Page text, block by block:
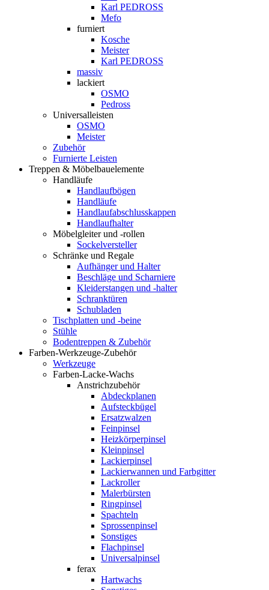
Karl PEDROSS
Mefo
furniert
Kosche
Meister
Karl PEDROSS
massiv
lackiert
OSMO
Pedross
Universalleisten
OSMO
Meister
Zubehör
Furnierte Leisten
Treppen & Möbelbauelemente
Handläufe
Handlaufbögen
Handläufe
Handlaufabschlusskappen
Handlaufhalter
Möbelgleiter und -rollen
Sockelversteller
Schränke und Regale
Aufhänger und Halter
Beschläge und Scharniere
Kleiderstangen und -halter
Schranktüren
Schubladen
Tischplatten und -beine
Stühle
Bodentreppen & Zubehör
Farben-Werkzeuge-Zubehör
Werkzeuge
Farben-Lacke-Wachs
Anstrichzubehör
Abdeckplanen
Aufsteckbügel
Ersatzwalzen
Feinpinsel
Heizkörperpinsel
Kleinpinsel
Lackierpinsel
Lackierwannen und Farbgitter
Lackroller
Malerbürsten
Ringpinsel
Spachteln
Sprossenpinsel
Sonstiges
Flachpinsel
Universalpinsel
ferax
Hartwachs